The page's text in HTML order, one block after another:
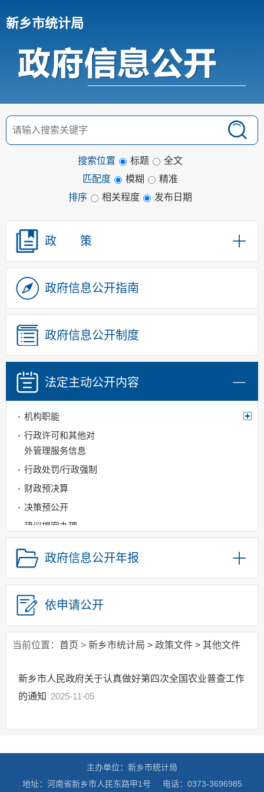
新乡市统计局
搜索位置 标题
全文
匹配度
模糊
精准
排序
相关程度 发布日期
政 策
政府信息公开指南
政府信息公开制度
法定主动公开内容
机构职能
行政许可和其他对
外管理服务信息
行政处罚/行政强制
财政预决算
决策预公开
建议提案办理
政策解读
统计严重失信企业
信息公示
政府信息公开年报
依申请公开
当前位置： 首页 > 新乡市统计局 > 政策文件 > 其他文件
新乡市人民政府关于认真做好第四次全国农业普查工作
的通知 2025-11-05
主办单位：新乡市统计局
地址：河南省新乡市人民东路甲1号
电话：0373-3696985